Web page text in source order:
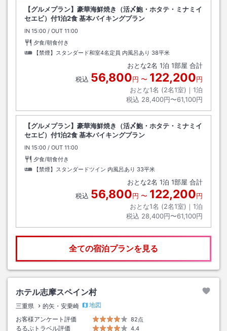
【グルメプラン】豪華海鮮焼き（活〆鮑・ホタテ・ミナミイ
セエビ）付1泊2食 基本バイキングプラン
IN チェックイン
15:00 / OUT チェックアウト
11:00
夕食/朝食付き
【禁煙】スタンダード和室4名定員 内風呂あり 38平米
おとな2名 1泊 1部屋 合計
税込 56,800円 〜 122,200円
おとな1名 (2名1室)｜ 1泊
税込 28,400円〜61,100円
【グルメプラン】豪華海鮮焼き（活〆鮑・ホタテ・ミナミイ
セエビ）付1泊2食 基本バイキングプラン
IN チェックイン
15:00 / OUT チェックアウト
11:00
夕食/朝食付き
【禁煙】スタンダードツイン 内風呂あり 33平米
おとな2名 1泊 1部屋 合計
税込 56,800円 〜 122,200円
おとな1名 (2名1室)｜ 1泊
税込 28,400円〜61,100円
全ての宿泊プランを見る
ホテル志摩スペイン村
三重県 的矢・安乗崎
地図
お客様アンケート評価
82点
るるぶトラベル評価 4.4